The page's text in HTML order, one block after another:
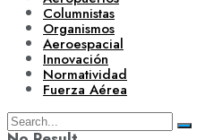
Columnistas
Organismos
Aeroespacial
Innovación
Normatividad
Fuerza Aérea